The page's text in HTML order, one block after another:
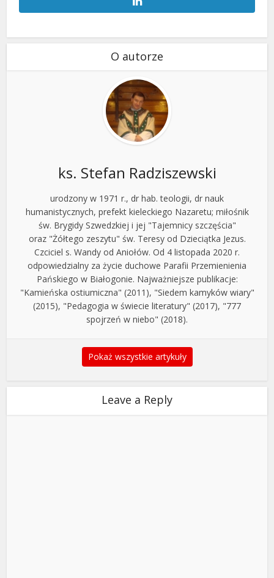
O autorze
ks. Stefan Radziszewski
urodzony w 1971 r., dr hab. teologii, dr nauk
humanistycznych, prefekt kieleckiego Nazaretu; miłośnik
św. Brygidy Szwedzkiej i jej "Tajemnicy szczęścia"
oraz "Żółtego zeszytu" św. Teresy od Dzieciątka Jezus.
Czciciel s. Wandy od Aniołów. Od 4 listopada 2020 r.
odpowiedzialny za życie duchowe Parafii Przemienienia
Pańskiego w Białogonie. Najważniejsze publikacje:
"Kamieńska ostiumiczna" (2011), "Siedem kamyków wiary"
(2015), "Pedagogia w świecie literatury" (2017), "777
spojrzeń w niebo" (2018).
Pokaż wszystkie artykuły
Leave a Reply